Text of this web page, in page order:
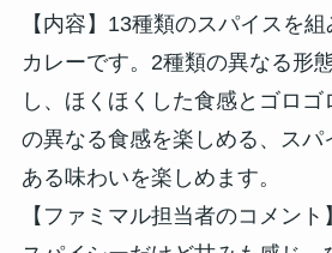
【内容】13種類のスパイスを
カレーです。2種類の異なる形
し、ほくほくした食感とゴロ
の異なる食感を楽しめる、スパ
ある味わいを楽しめます。
【ファミマル担当者のコメント】